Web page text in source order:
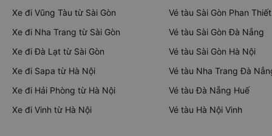
Xe đi Vũng Tàu từ Sài Gòn
Xe đi Nha Trang từ Sài Gòn
Xe đi Đà Lạt từ Sài Gòn
Xe đi Sapa từ Hà Nội
Xe đi Hải Phòng từ Hà Nội
Xe đi Vinh từ Hà Nội
Vé tàu Sài Gòn Phan Thiết
Vé tàu Sài Gòn Đà Nẵng
Vé tàu Sài Gòn Hà Nội
Vé tàu Nha Trang Đà
Vé tàu Đà Nẵng Huế
Vé tàu Hà Nội Vinh